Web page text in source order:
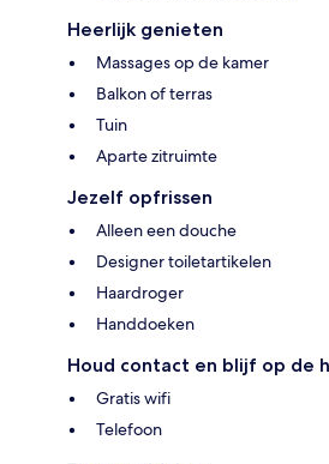
Heerlijk genieten
Massages op de kamer
Balkon of terras
Tuin
Aparte zitruimte
Jezelf opfrissen
Alleen een douche
Designer toiletartikelen
Haardroger
Handdoeken
Houd contact en blijf op de
Gratis wifi
Telefoon